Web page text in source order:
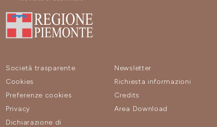
Società trasparente
Cookies
Preferenze cookies
Privacy
Dichiarazione di
Newsletter
Richiesta informazioni
Credits
Area Download